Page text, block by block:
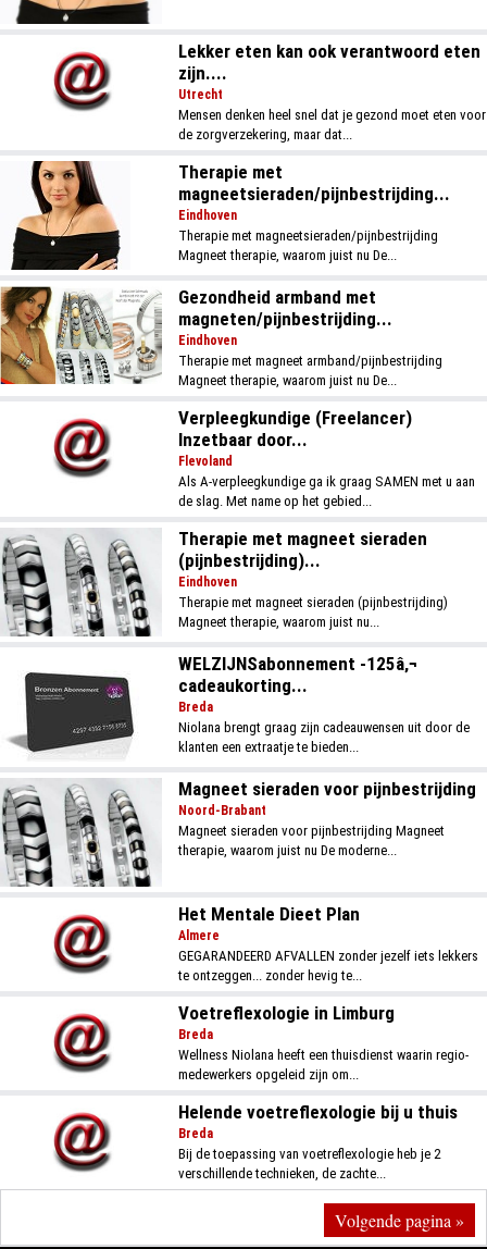
Lekker eten kan ook verantwoord eten
zijn....
Utrecht
Mensen denken heel snel dat je gezond moet eten voor
de zorgverzekering, maar dat...
Therapie met
magneetsieraden/pijnbestrijding...
Eindhoven
Therapie met magneetsieraden/pijnbestrijding
Magneet therapie, waarom juist nu De...
Gezondheid armband met
magneten/pijnbestrijding...
Eindhoven
Therapie met magneet armband/pijnbestrijding
Magneet therapie, waarom juist nu De...
Verpleegkundige (Freelancer)
Inzetbaar door...
Flevoland
Als A-verpleegkundige ga ik graag SAMEN met u aan
de slag. Met name op het gebied...
Therapie met magneet sieraden
(pijnbestrijding)...
Eindhoven
Therapie met magneet sieraden (pijnbestrijding)
Magneet therapie, waarom juist nu...
WELZIJNSabonnement -125â‚¬
cadeaukorting...
Breda
Niolana brengt graag zijn cadeauwensen uit door de
klanten een extraatje te bieden...
Magneet sieraden voor pijnbestrijding
Noord-Brabant
Magneet sieraden voor pijnbestrijding Magneet
therapie, waarom juist nu De moderne...
Het Mentale Dieet Plan
Almere
GEGARANDEERD AFVALLEN zonder jezelf iets lekkers
te ontzeggen... zonder hevig te...
Voetreflexologie in Limburg
Breda
Wellness Niolana heeft een thuisdienst waarin regio-
medewerkers opgeleid zijn om...
Helende voetreflexologie bij u thuis
Breda
Bij de toepassing van voetreflexologie heb je 2
verschillende technieken, de zachte...
Volgende pagina »